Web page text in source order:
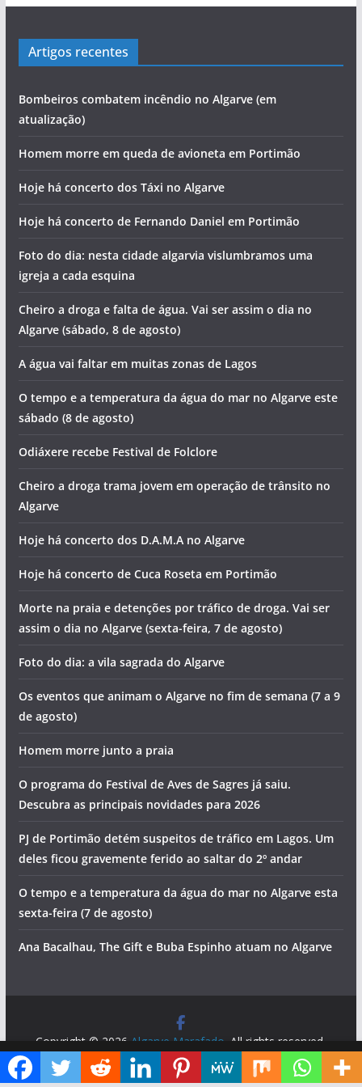
Artigos recentes
Bombeiros combatem incêndio no Algarve (em
atualização)
Homem morre em queda de avioneta em Portimão
Hoje há concerto dos Táxi no Algarve
Hoje há concerto de Fernando Daniel em Portimão
Foto do dia: nesta cidade algarvia vislumbramos uma
igreja a cada esquina
Cheiro a droga e falta de água. Vai ser assim o dia no
Algarve (sábado, 8 de agosto)
A água vai faltar em muitas zonas de Lagos
O tempo e a temperatura da água do mar no Algarve este
sábado (8 de agosto)
Odiáxere recebe Festival de Folclore
Cheiro a droga trama jovem em operação de trânsito no
Algarve
Hoje há concerto dos D.A.M.A no Algarve
Hoje há concerto de Cuca Roseta em Portimão
Morte na praia e detenções por tráfico de droga. Vai ser
assim o dia no Algarve (sexta-feira, 7 de agosto)
Foto do dia: a vila sagrada do Algarve
Os eventos que animam o Algarve no fim de semana (7 a 9
de agosto)
Homem morre junto a praia
O programa do Festival de Aves de Sagres já saiu.
Descubra as principais novidades para 2026
PJ de Portimão detém suspeitos de tráfico em Lagos. Um
deles ficou gravemente ferido ao saltar do 2º andar
O tempo e a temperatura da água do mar no Algarve esta
sexta-feira (7 de agosto)
Ana Bacalhau, The Gift e Buba Espinho atuam no Algarve
Copyright © 2026 Algarve Marafado . All rights reserved.
Theme:
ColorMag by ThemeGrill. Powered by WordPress
Diga ao Google que o Algarve Marafado é uma das suas fontes de informação preferidas